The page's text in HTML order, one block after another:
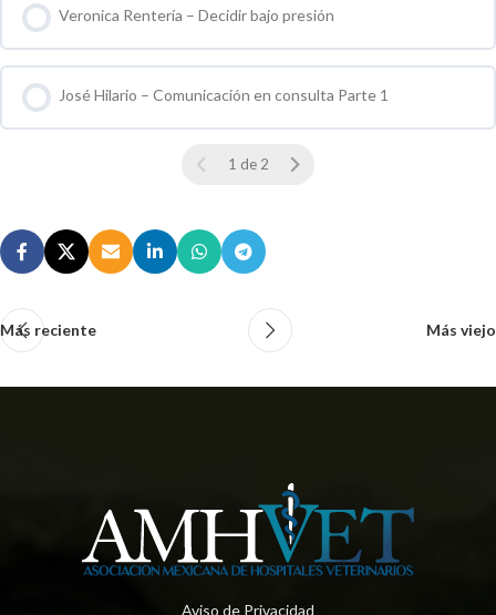
Veronica Rentería – Decidir bajo presión
0 % COMPLETO 0 / 0 pasos
José Hilario – Comunicación en consulta Parte 1
0 % COMPLETO 0 / 0 pasos
1 de 2
Más reciente Más viejo
Aviso de Privacidad